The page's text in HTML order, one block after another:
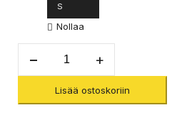
S
Nollaa
Standard
-
Työvaljaat
määrä
Lisää ostoskoriin